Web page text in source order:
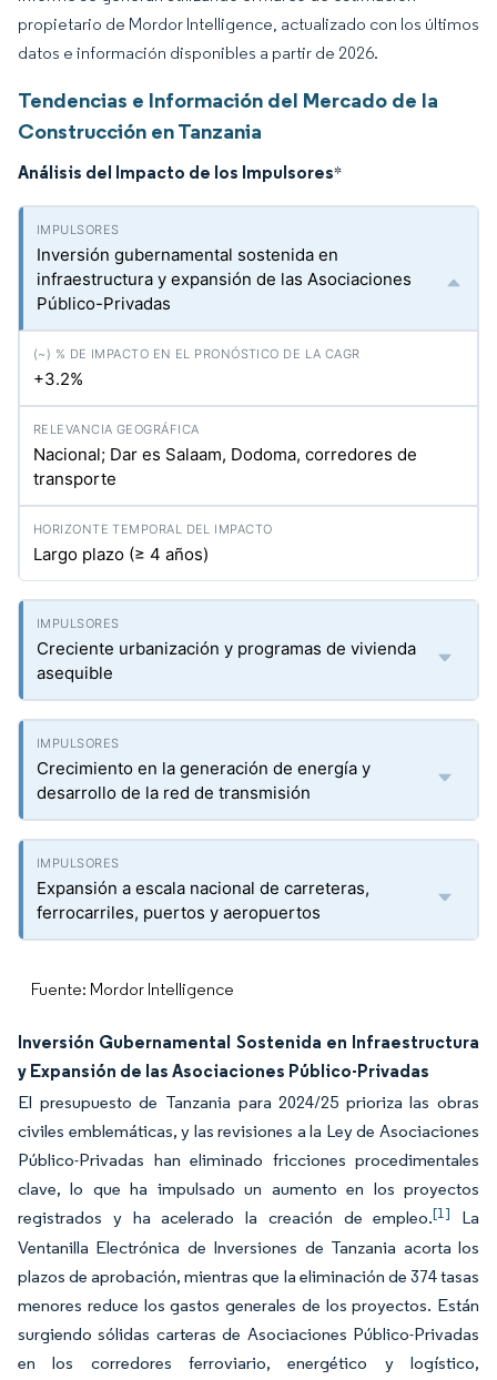
propietario de Mordor Intelligence, actualizado con los últimos
datos e información disponibles a partir de 2026.
Tendencias e Información del Mercado de la
Construcción en Tanzania
Análisis del Impacto de los Impulsores*
Inversión gubernamental sostenida en
infraestructura y expansión de las Asociaciones
Público-Privadas
+3.2%
Nacional; Dar es Salaam, Dodoma, corredores de
transporte
Largo plazo (≥ 4 años)
Creciente urbanización y programas de vivienda
asequible
Crecimiento en la generación de energía y
desarrollo de la red de transmisión
Expansión a escala nacional de carreteras,
ferrocarriles, puertos y aeropuertos
Fuente: Mordor Intelligence
Inversión Gubernamental Sostenida en Infraestructura
y Expansión de las Asociaciones Público-Privadas
El presupuesto de Tanzania para 2024/25 prioriza las obras
civiles emblemáticas, y las revisiones a la Ley de Asociaciones
Público-Privadas han eliminado fricciones procedimentales
clave, lo que ha impulsado un aumento en los proyectos
registrados y ha acelerado la creación de empleo.[1]
La
Ventanilla Electrónica de Inversiones de Tanzania acorta los
plazos de aprobación, mientras que la eliminación de 374 tasas
menores reduce los gastos generales de los proyectos. Están
surgiendo sólidas carteras de Asociaciones Público-Privadas
en los corredores ferroviario, energético y logístico,